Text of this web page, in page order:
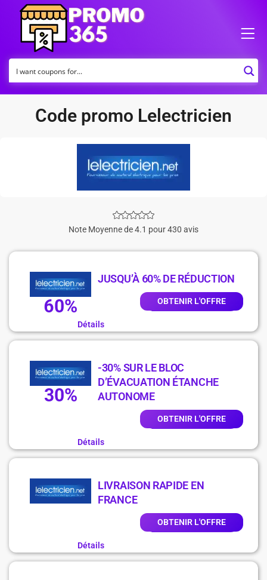
Code promo Lelectricien
Note Moyenne de 4.1 pour 430 avis
60%
JUSQU’À 60% DE RÉDUCTION
OBTENIR L'OFFRE
Détails
30%
-30% SUR LE BLOC
D’ÉVACUATION ÉTANCHE
AUTONOME
OBTENIR L'OFFRE
Détails
LIVRAISON RAPIDE EN
FRANCE
OBTENIR L'OFFRE
Détails